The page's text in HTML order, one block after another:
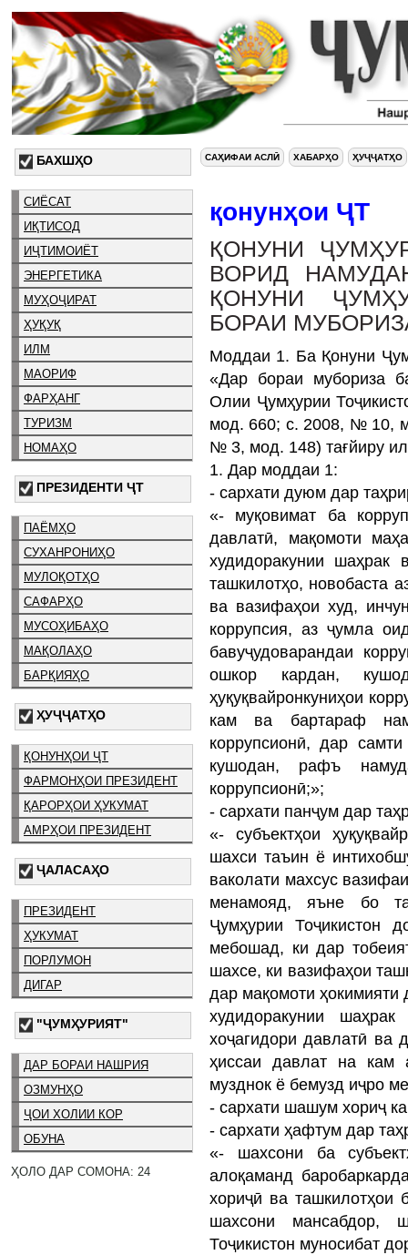
БАХШҲО
СИЁСАТ
ИҚТИСОД
ИҶТИМОИЁТ
ЭНЕРГЕТИКА
МУҲОҶИРАТ
ҲУҚУҚ
ИЛМ
МАОРИФ
ФАРҲАНГ
ТУРИЗМ
НОМАҲО
ПРЕЗИДЕНТИ ҶТ
ПАЁМҲО
СУХАНРОНИҲО
МУЛОҚОТҲО
САФАРҲО
МУСОҲИБАҲО
МАҚОЛАҲО
БАРҚИЯҲО
ҲУҶҶАТҲО
ҚОНУНҲОИ ҶТ
ФАРМОНҲОИ ПРЕЗИДЕНТ
ҚАРОРҲОИ ҲУКУМАТ
АМРҲОИ ПРЕЗИДЕНТ
ҶАЛАСАҲО
ПРЕЗИДЕНТ
ҲУКУМАТ
ПОРЛУМОН
ДИГАР
"ҶУМҲУРИЯТ"
ДАР БОРАИ НАШРИЯ
ОЗМУНҲО
ҶОИ ХОЛИИ КОР
ОБУНА
ҲОЛО ДАР СОМОНА: 24
САҲИФАИ АСЛӢ ХАБАРҲО ҲУҶҶАТҲО
қонунҳои ҶТ
ҚОНУНИ
ВОРИД
ҚОНУНИ
БОРАИ
Моддаи 1. Ба Қонуни
«Дар бораи мубориза
Олии Ҷумҳурии
мод. 660; с. 2008, № 10,
№ 3, мод. 148) тағйиру
1. Дар моддаи 1:
- сархати дуюм дар
«- муқовимат ба
давлатӣ, мақомоти
худидоракунии шаҳрак
ташкилотҳо, новобаста
ва вазифаҳои худ,
коррупсия, аз ҷумла
бавуҷудоварандаи
ошкор кардан,
ҳуқуқвайронкуниҳои
кам ва бартараф
коррупсионӣ, дар
кушодан, рафъ
коррупсионӣ;»;
- сархати панҷум дар
«- субъектҳои
шахси таъин ё
ваколати махсус
менамояд, яъне бо
Ҷумҳурии Тоҷикистон
мебошад, ки дар
шахсе, ки вазифаҳои
дар мақомоти ҳокимияти
худидоракунии
хоҷагидори давлатӣ ва
ҳиссаи давлат на кам
музднок ё бемузд иҷро
- сархати шашум хориҷ
- сархати ҳафтум дар
«- шахсони ба
алоқаманд
хориҷӣ ва ташкилотҳои
шахсони мансабдор,
Тоҷикистон муносибат